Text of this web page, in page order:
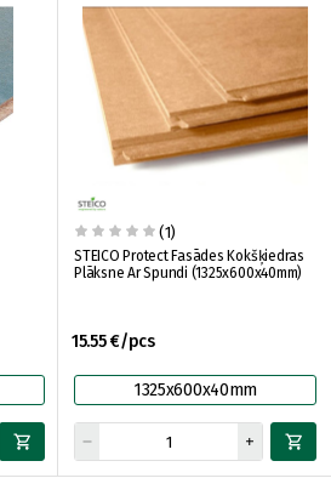
(1)
STEICO Protect Fasādes Kokšķiedras
Plāksne Ar Spundi (1325x600x40mm)
15.55 €/pcs
1325x600x40mm